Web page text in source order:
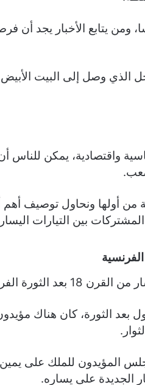
ومن يتابع الأخبار يجد أن
وصل إلى البيت الأبيض
واقتصادية، يمكن للناس
من أولها ونحاول توصيف أهم
بين التيارات
الثورة الفرنسية.
بعد الثورة، كان هناك
المؤيدون للملك على
الجديدة على يساره.